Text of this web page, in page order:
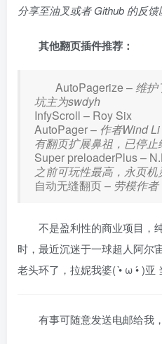
分享至油叉或者 Github 的反馈
其他翻页插件推荐：
AutoPagerize – 维护
坑主为swdyh
InfyScroll – Roy Six
AutoPager – 作者Wind
有翻页扩展鼻祖，已停止
Super preloaderPlus –
之前可玩性最高，永页
自动无缝翻页 – 劳模作者
不是盈利性的商业项目，
时，最近沉迷于一球超人阿尔
老头环了，拉妮我婆( •̀ ω •́ )亚
有事可随意发送电邮给我